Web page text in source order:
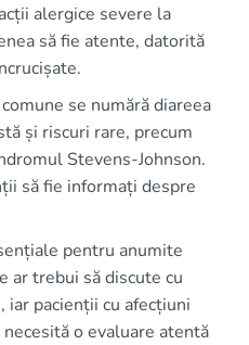
alergice severe la
să fie atente, datorită
se numără diareea
și riscuri rare, precum
Stevens-Johnson.
să fie informați despre
pentru anumite
ar trebui să discute cu
pacienții cu afecțiuni
o evaluare atentă